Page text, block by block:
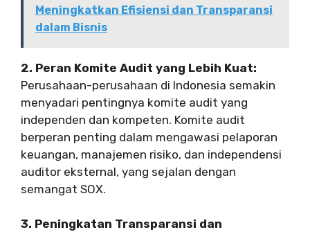
Meningkatkan Efisiensi dan Transparansi
dalam Bisnis
2. Peran Komite Audit yang Lebih Kuat:
Perusahaan-perusahaan di Indonesia semakin
menyadari pentingnya komite audit yang
independen dan kompeten. Komite audit
berperan penting dalam mengawasi pelaporan
keuangan, manajemen risiko, dan independensi
auditor eksternal, yang sejalan dengan
semangat SOX.
3. Peningkatan Transparansi dan